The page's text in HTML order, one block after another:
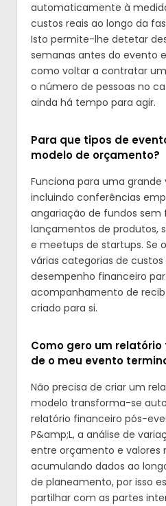
automaticamente à
custos reais ao longo da
Isto permite-lhe detetar
semanas antes do evento
como voltar a contratar
o número de pessoas no
ainda há tempo para agir.
Para que tipos de
modelo de orçamento?
Funciona para uma
incluindo conferências
angariação de fundos sem
lançamentos de produtos,
e meetups de startups. Se
várias categorias de
desempenho financeiro
acompanhamento de
criado para si.
Como gero um
de o meu evento
Não precisa de criar um
modelo transforma-se
relatório financeiro pós-
P&amp;L, a análise de
entre orçamento e valores
acumulando dados ao
de planeamento, por isso
partilhar com as partes